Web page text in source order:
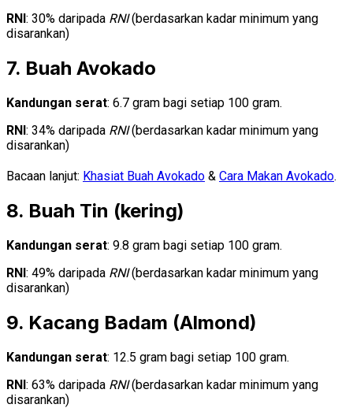
RNI : 30% daripada RNI(berdasarkan kadar minimum yang
disarankan)
7. Buah Avokado
Kandungan serat: 6.7 gram bagi setiap 100 gram.
RNI: 34% daripada RNI(berdasarkan kadar minimum yang
disarankan)
Bacaan lanjut: Khasiat Buah Avokado & Cara Makan Avokado.
8. Buah Tin (kering)
Kandungan serat: 9.8 gram bagi setiap 100 gram.
RNI: 49% daripada RNI(berdasarkan kadar minimum yang
disarankan)
9. Kacang Badam (Almond)
Kandungan serat: 12.5 gram bagi setiap 100 gram.
RNI: 63% daripada RNI(berdasarkan kadar minimum yang
disarankan)